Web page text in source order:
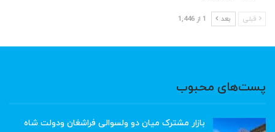
قبلی بعد 1 از 1,446
پست‌های محبوب
بازار مشترک میان دو ولسوالی فراشغان ودولت شاه